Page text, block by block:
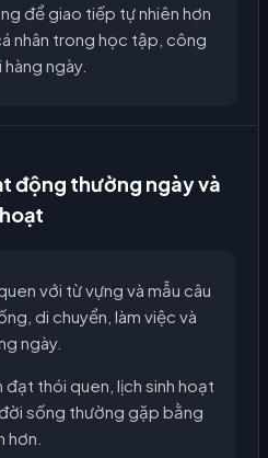
để giao tiếp tự nhiên hơn
nhân trong học tập, công
ngày.
động thường ngày và
với từ vựng và mẫu câu
di chuyển, làm việc và
ngày.
đạt thói quen, lịch sinh hoạt
sống thường gặp bằng
hơn.